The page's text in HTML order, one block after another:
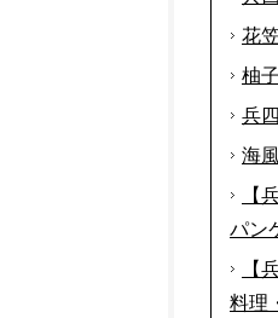
花
柚
兵
海
【
パン
【
料理